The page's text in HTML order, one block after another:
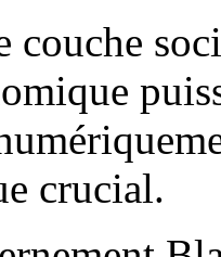
couche
crucial.